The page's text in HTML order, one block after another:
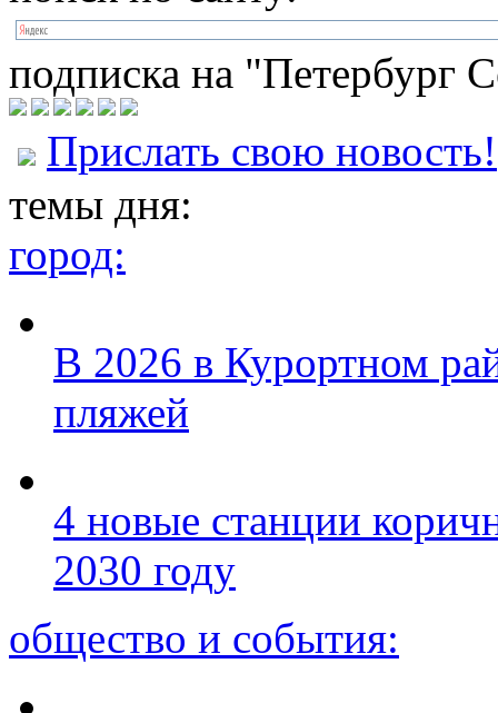
подписка на "Петербург
Прислать свою новость!
темы дня:
город:
В 2026 в Курортном
пляжей
4 новые станции
2030 году
общество и события: